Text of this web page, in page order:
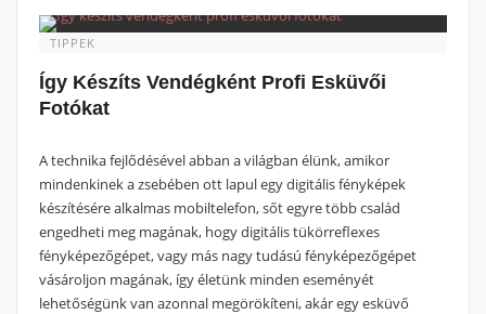
TIPPEK
Így Készíts Vendégként Profi Esküvői
Fotókat
A technika fejlődésével abban a világban élünk, amikor
mindenkinek a zsebében ott lapul egy digitális fényképek
készítésére alkalmas mobiltelefon, sőt egyre több család
engedheti meg magának, hogy digitális tükörreflexes
fényképezőgépet, vagy más nagy tudású fényképezőgépet
vásároljon magának, így életünk minden eseményét
lehetőségünk van azonnal megörökíteni, akár egy esküvő